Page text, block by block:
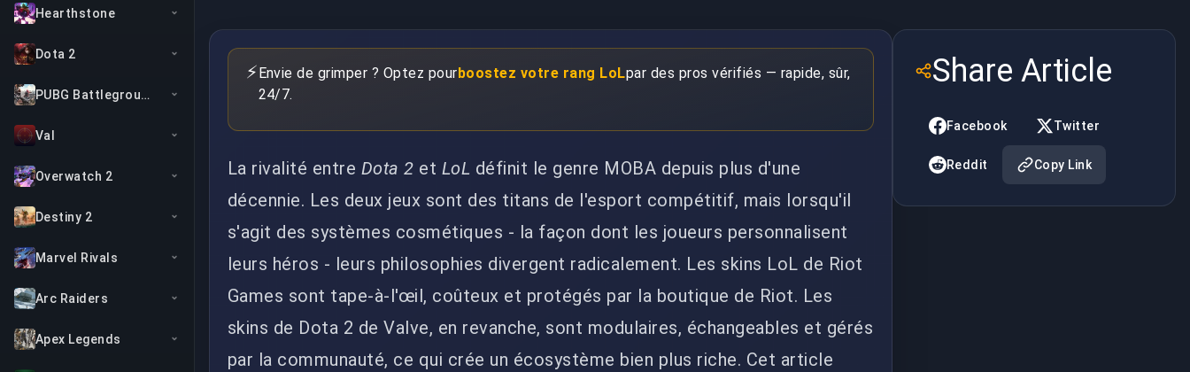
Hearthstone
Dota 2
PUBG Battlegrounds
Val
Overwatch 2
Destiny 2
Marvel Rivals
Arc Raiders
Apex Legends
⚡ Envie de grimper ? Optez pour boostez votre rang LoLpar des pros vérifiés — rapide, sûr,
24/7.
La rivalité entre Dota 2 et LoL définit le genre MOBA depuis plus d'une
décennie. Les deux jeux sont des titans de l'esport compétitif, mais lorsqu'il
s'agit des systèmes cosmétiques - la façon dont les joueurs personnalisent
leurs héros - leurs philosophies divergent radicalement. Les skins LoL de Riot
Games sont tape-à-l'œil, coûteux et protégés par la boutique de Riot. Les
skins de Dota 2 de Valve, en revanche, sont modulaires, échangeables et gérés
par la communauté, ce qui crée un écosystème bien plus riche. Cet article
Share Article
Facebook Twitter
Reddit Copy Link